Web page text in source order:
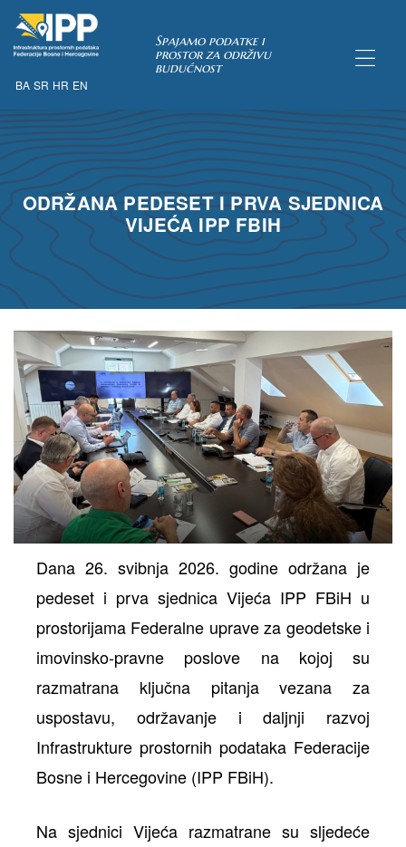
BA SR HR EN
Spajamo podatke i
prostor za održivu
budućnost
ODRŽANA PEDESET I PRVA SJEDNICA
VIJEĆA IPP FBIH
Dana 26. svibnja 2026. godine održana je
pedeset i prva sjednica Vijeća IPP FBiH u
prostorijama Federalne uprave za geodetske i
imovinsko-pravne poslove na kojoj su
razmatrana ključna pitanja vezana za
uspostavu, održavanje i daljnji razvoj
Infrastrukture prostornih podataka Federacije
Bosne i Hercegovine (IPP FBiH).
Na sjednici Vijeća razmatrane su sljedeće
uvjeta